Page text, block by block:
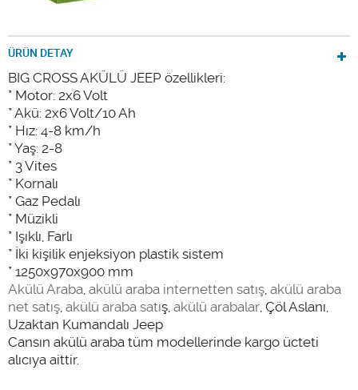
ÜRÜN DETAY
BIG CROSS AKÜLÜ JEEP özellikleri:
* Motor: 2x6 Volt
* Akü: 2x6 Volt/10 Ah
* Hız: 4-8 km/h
* Yaş: 2-8
* 3 Vites
* Kornalı
* Gaz Pedalı
* Müzikli
* Işıklı, Farlı
* İki kişilik enjeksiyon plastik sistem
* 1250x970x900 mm
Akülü Araba akülü araba internetten satış akülü araba
net satış akülü araba satış, akülü arabalar , Çöl Aslanı,
Uzaktan Kumandalı Jeep
Cansın akülü araba tüm modellerinde kargo ücteti
alıcıya aittir.